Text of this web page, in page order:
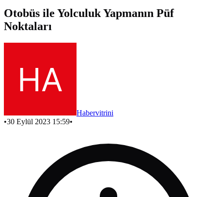
Otobüs ile Yolculuk Yapmanın Püf
Noktaları
Habervitrini
•30 Eylül 2023 15:59•